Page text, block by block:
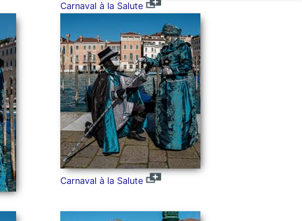
Carnaval à la Salute
Carnaval à la Salute